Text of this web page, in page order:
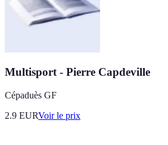
Multisport - Pierre Capdeville
Cépaduès GF
2.9 EURVoir le prix